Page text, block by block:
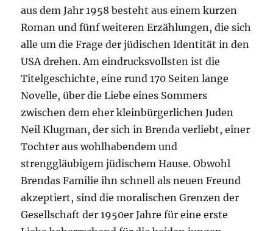
aus dem Jahr 1958 besteht aus einem kurzen
Roman und fünf weiteren Erzählungen, die sich
alle um die Frage der jüdischen Identität in den
USA drehen. Am eindrucksvollsten ist die
Titelgeschichte, eine rund 170 Seiten lange
Novelle, über die Liebe eines Sommers
zwischen dem eher kleinbürgerlichen Juden
Neil Klugman, der sich in Brenda verliebt, einer
Tochter aus wohlhabendem und
strenggläubigem jüdischem Hause. Obwohl
Brendas Familie ihn schnell als neuen Freund
akzeptiert, sind die moralischen Grenzen der
Gesellschaft der 1950er Jahre für eine erste